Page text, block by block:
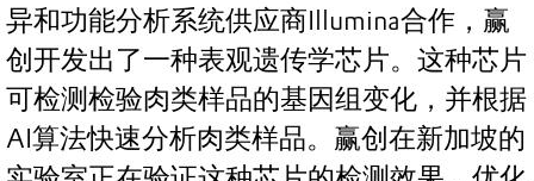
异和功能分析系统供应商Illumina合作，赢
创开发出了一种表观遗传学芯片。这种芯片
可检测检验肉类样品的基因组变化，并根据
AI算法快速分析肉类样品。赢创在新加坡的